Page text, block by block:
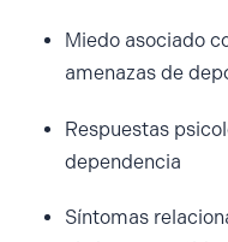
Miedo asociado
amenazas de
Respuestas
dependencia
Síntomas